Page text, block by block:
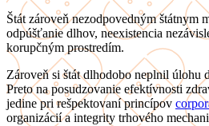
Štát zároveň nezodpovedným štátnym
odpúšťanie dlhov, neexistencia
korupčným prostredím.
Zároveň si štát dlhodobo neplnil úlohu
Preto na posudzovanie efektívnosti
jedine pri rešpektovaní princípov
organizácií a integrity trhového